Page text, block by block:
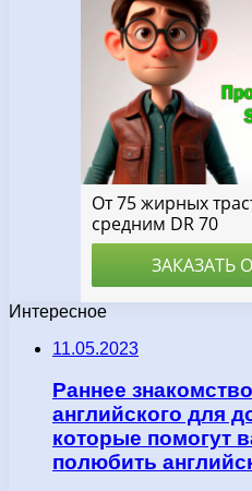
Интересное
11.05.2023
Раннее
английского для
которые помогут
полюбить